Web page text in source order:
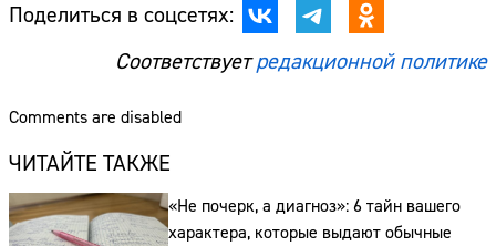
Поделиться в соцсетях:
Соответствуетредакционной политике
Comments are disabled
ЧИТАЙТЕ ТАКЖЕ
«Не почерк, а диагноз»: 6 тайн вашего
характера, которые выдают обычные
Сайт: